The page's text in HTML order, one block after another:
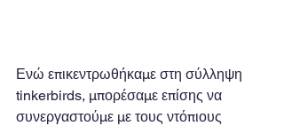
Ενώ επικεντρωθήκαμε στη σύλληψη
tinkerbirds, μπορέσαμε επίσης να
συνεργαστούμε με τους ντόπιους